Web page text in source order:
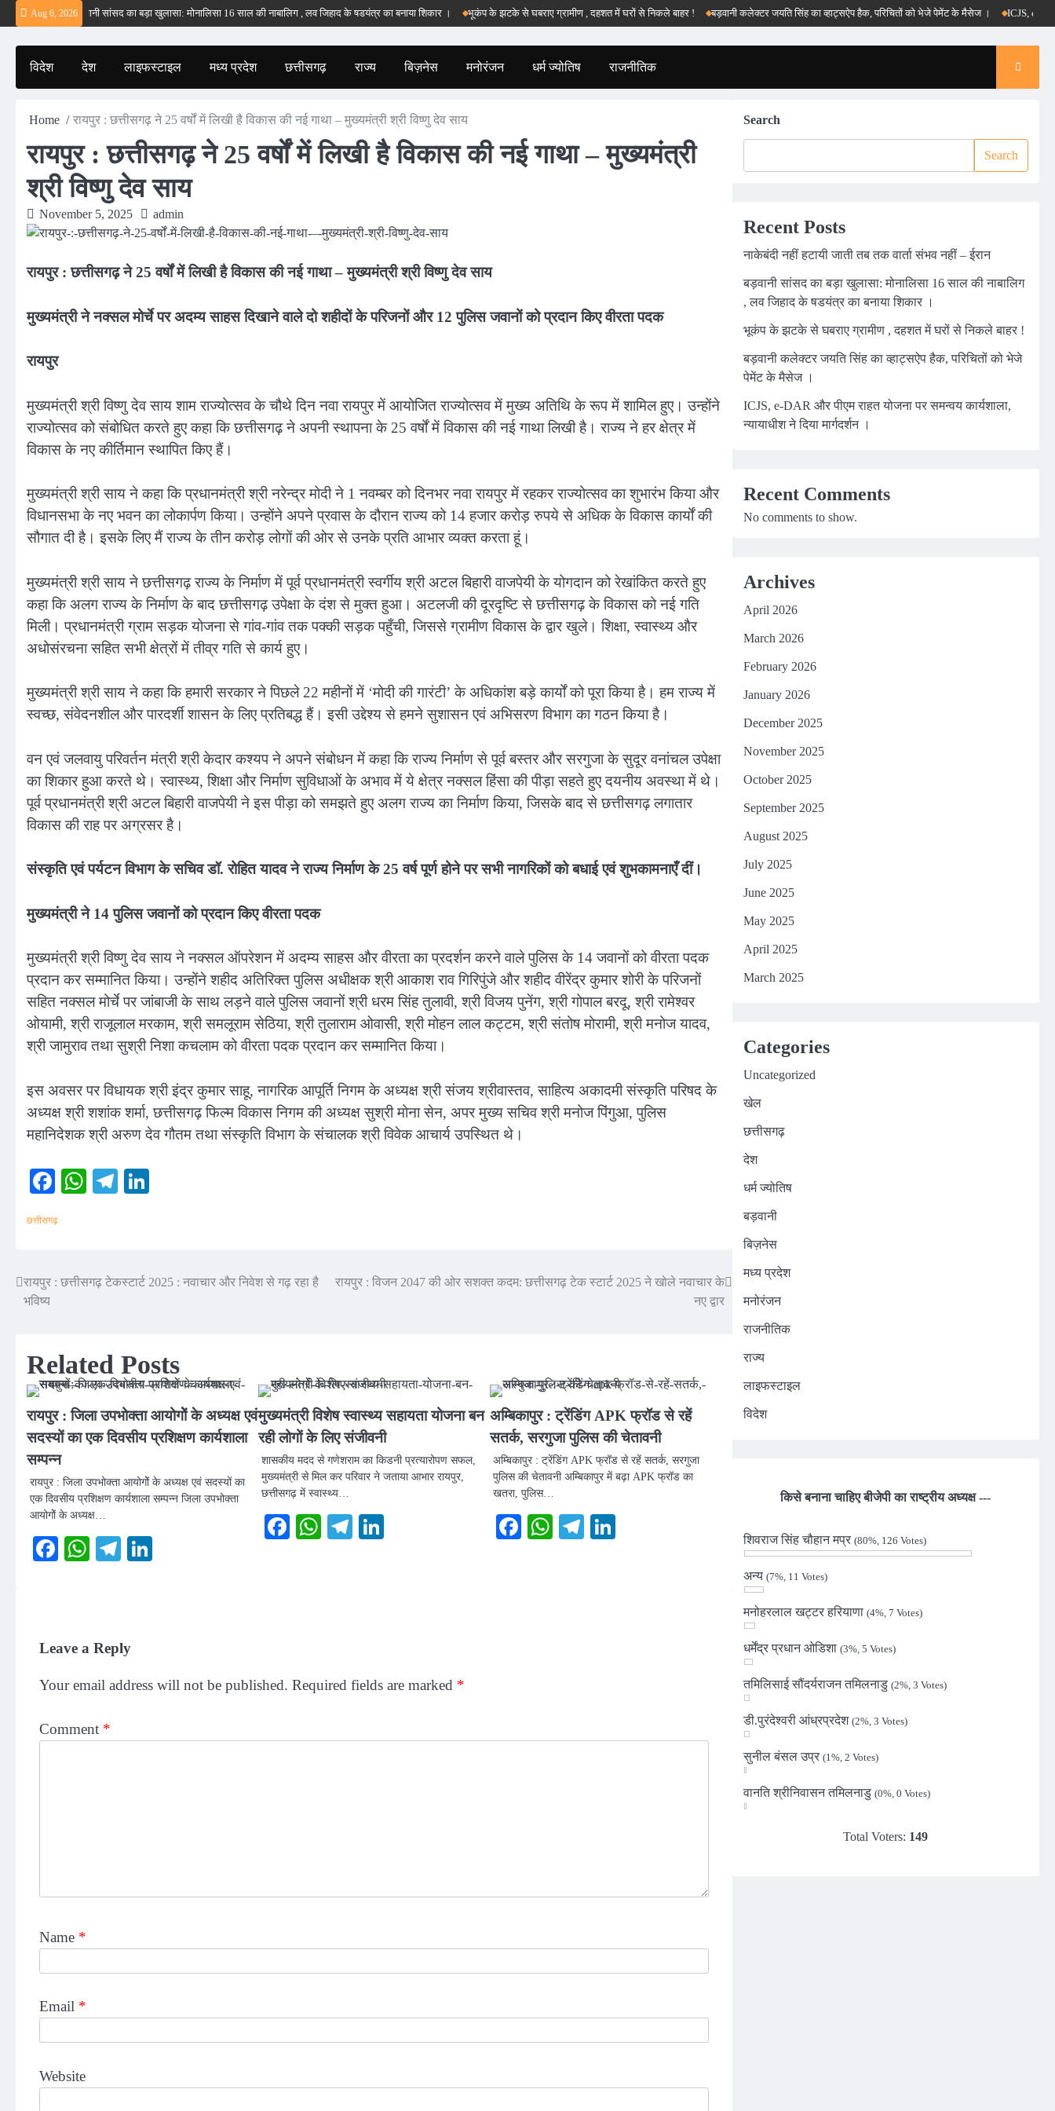
Skip
to
content
Aug 6, 2026
ईरान बड़वानी सांसद का बड़ा खुलासा: मोनालिसा 16 साल की नाबालिग , लव जिहाद के षडयंत्र का बनाया शिकार । भूकंप के झटके से घबराए ग्रामीण , दहशत में घरों से निकले बाहर ! बड़वानी कलेक्टर जयति सिंह का व्हाट्सऐप हैक, परिचितों को भेजे पेमेंट के मैसेज । ICJS, e-DAR और
विदेश देश लाइफस्टाइल मध्य प्रदेश छत्तीसगढ़ राज्य बिज़नेस मनोरंजन धर्म ज्योतिष राजनीतिक
Home रायपुर : छत्तीसगढ़ ने 25 वर्षों में लिखी है विकास की नई गाथा – मुख्यमंत्री श्री विष्णु देव साय
रायपुर : छत्तीसगढ़ ने 25 वर्षों में लिखी है विकास की नई गाथा – मुख्यमंत्री
श्री विष्णु देव साय
November 5, 2025 admin
रायपुर : छत्तीसगढ़ ने 25 वर्षों में लिखी है विकास की नई गाथा – मुख्यमंत्री श्री विष्णु देव साय
मुख्यमंत्री ने नक्सल मोर्चे पर अदम्य साहस दिखाने वाले दो शहीदों के परिजनों और 12 पुलिस जवानों को प्रदान किए वीरता पदक
रायपुर
मुख्यमंत्री श्री विष्णु देव साय शाम राज्योत्सव के चौथे दिन नवा रायपुर में आयोजित राज्योत्सव में मुख्य अतिथि के रूप में शामिल हुए। उन्होंने
राज्योत्सव को संबोधित करते हुए कहा कि छत्तीसगढ़ ने अपनी स्थापना के 25 वर्षों में विकास की नई गाथा लिखी है। राज्य ने हर क्षेत्र में
विकास के नए कीर्तिमान स्थापित किए हैं।
मुख्यमंत्री श्री साय ने कहा कि प्रधानमंत्री श्री नरेन्द्र मोदी ने 1 नवम्बर को दिनभर नवा रायपुर में रहकर राज्योत्सव का शुभारंभ किया और
विधानसभा के नए भवन का लोकार्पण किया। उन्होंने अपने प्रवास के दौरान राज्य को 14 हजार करोड़ रुपये से अधिक के विकास कार्यों की
सौगात दी है। इसके लिए मैं राज्य के तीन करोड़ लोगों की ओर से उनके प्रति आभार व्यक्त करता हूं।
मुख्यमंत्री श्री साय ने छत्तीसगढ़ राज्य के निर्माण में पूर्व प्रधानमंत्री स्वर्गीय श्री अटल बिहारी वाजपेयी के योगदान को रेखांकित करते हुए
कहा कि अलग राज्य के निर्माण के बाद छत्तीसगढ़ उपेक्षा के दंश से मुक्त हुआ। अटलजी की दूरदृष्टि से छत्तीसगढ़ के विकास को नई गति
मिली। प्रधानमंत्री ग्राम सड़क योजना से गांव-गांव तक पक्की सड़क पहुँची, जिससे ग्रामीण विकास के द्वार खुले। शिक्षा, स्वास्थ्य और
अधोसंरचना सहित सभी क्षेत्रों में तीव्र गति से कार्य हुए।
मुख्यमंत्री श्री साय ने कहा कि हमारी सरकार ने पिछले 22 महीनों में ‘मोदी की गारंटी’ के अधिकांश बड़े कार्यों को पूरा किया है। हम राज्य में
स्वच्छ, संवेदनशील और पारदर्शी शासन के लिए प्रतिबद्ध हैं। इसी उद्देश्य से हमने सुशासन एवं अभिसरण विभाग का गठन किया है।
वन एवं जलवायु परिवर्तन मंत्री श्री केदार कश्यप ने अपने संबोधन में कहा कि राज्य निर्माण से पूर्व बस्तर और सरगुजा के सुदूर वनांचल उपेक्षा
का शिकार हुआ करते थे। स्वास्थ्य, शिक्षा और निर्माण सुविधाओं के अभाव में ये क्षेत्र नक्सल हिंसा की पीड़ा सहते हुए दयनीय अवस्था में थे।
पूर्व प्रधानमंत्री श्री अटल बिहारी वाजपेयी ने इस पीड़ा को समझते हुए अलग राज्य का निर्माण किया, जिसके बाद से छत्तीसगढ़ लगातार
विकास की राह पर अग्रसर है।
संस्कृति एवं पर्यटन विभाग के सचिव डॉ. रोहित यादव ने राज्य निर्माण के 25 वर्ष पूर्ण होने पर सभी नागरिकों को बधाई एवं शुभकामनाएँ दीं।
मुख्यमंत्री ने 14 पुलिस जवानों को प्रदान किए वीरता पदक
मुख्यमंत्री श्री विष्णु देव साय ने नक्सल ऑपरेशन में अदम्य साहस और वीरता का प्रदर्शन करने वाले पुलिस के 14 जवानों को वीरता पदक
प्रदान कर सम्मानित किया। उन्होंने शहीद अतिरिक्त पुलिस अधीक्षक श्री आकाश राव गिरिपुंजे और शहीद वीरेंद्र कुमार शोरी के परिजनों
सहित नक्सल मोर्चे पर जांबाजी के साथ लड़ने वाले पुलिस जवानों श्री धरम सिंह तुलावी, श्री विजय पुनेंग, श्री गोपाल बरदू, श्री रामेश्वर
ओयामी, श्री राजूलाल मरकाम, श्री समलूराम सेठिया, श्री तुलाराम ओवासी, श्री मोहन लाल कट्टम, श्री संतोष मोरामी, श्री मनोज यादव,
श्री जामुराव तथा सुश्री निशा कचलाम को वीरता पदक प्रदान कर सम्मानित किया।
इस अवसर पर विधायक श्री इंद्र कुमार साहू, नागरिक आपूर्ति निगम के अध्यक्ष श्री संजय श्रीवास्तव, साहित्य अकादमी संस्कृति परिषद के
अध्यक्ष श्री शशांक शर्मा, छत्तीसगढ़ फिल्म विकास निगम की अध्यक्ष सुश्री मोना सेन, अपर मुख्य सचिव श्री मनोज पिंगुआ, पुलिस
महानिदेशक श्री अरुण देव गौतम तथा संस्कृति विभाग के संचालक श्री विवेक आचार्य उपस्थित थे।
Facebook
WhatsApp
Telegram
छत्तीसगढ़
Post
रायपुर : छत्तीसगढ़ टेकस्टार्ट 2025 : नवाचार और निवेश से गढ़ रहा है
भविष्य
रायपुर : विजन 2047 की ओर सशक्त कदम: छत्तीसगढ़ टेक स्टार्ट 2025 ने खोले नवाचार के
नए द्वार
Related Posts
रायपुर : जिला उपभोक्ता आयोगोें के अध्यक्ष एवं
सदस्यों का एक दिवसीय प्रशिक्षण कार्यशाला
सम्पन्न
रायपुर : जिला उपभोक्ता आयोगोें के अध्यक्ष एवं सदस्यों का
एक दिवसीय प्रशिक्षण कार्यशाला सम्पन्न जिला उपभोक्ता
आयोगोें के अध्यक्ष…
Facebook
WhatsApp
Telegram
मुख्यमंत्री विशेष स्वास्थ्य सहायता योजना बन
रही लोगों के लिए संजीवनी
शासकीय मदद से गणेशराम का किडनी प्रत्यारोपण सफल,
मुख्यमंत्री से मिल कर परिवार ने जताया आभार रायपुर,
छत्तीसगढ़ में स्वास्थ्य…
Facebook
WhatsApp
Telegram
LinkedIn
अम्बिकापुर : ट्रेंडिंग APK फ्रॉड से रहें
सतर्क, सरगुजा पुलिस की चेतावनी
अम्बिकापुर : ट्रेंडिंग APK फ्रॉड से रहें सतर्क, सरगुजा
पुलिस की चेतावनी अम्बिकापुर में बढ़ा APK फ्रॉड का
खतरा, पुलिस…
Facebook
WhatsApp
Telegram
LinkedIn
Leave a Reply
Your email address will not be published. Required fields are marked *
Comment *
Name *
Email *
Website
Search
Search
Recent Posts
नाकेबंदी नहीं हटायी जाती तब तक वार्ता संभव नहीं – ईरान
बड़वानी सांसद का बड़ा खुलासा: मोनालिसा 16 साल की नाबालिग
, लव जिहाद के षडयंत्र का बनाया शिकार ।
भूकंप के झटके से घबराए ग्रामीण , दहशत में घरों से निकले बाहर !
बड़वानी कलेक्टर जयति सिंह का व्हाट्सऐप हैक, परिचितों को भेजे
पेमेंट के मैसेज ।
ICJS, e-DAR और पीएम राहत योजना पर समन्वय कार्यशाला,
न्यायाधीश ने दिया मार्गदर्शन ।
Recent Comments
No comments to show.
Archives
April 2026
March 2026
February 2026
January 2026
December 2025
November 2025
October 2025
September 2025
August 2025
July 2025
June 2025
May 2025
April 2025
March 2025
Categories
Uncategorized
खेल
छत्तीसगढ़
देश
धर्म ज्योतिष
बड़वानी
बिज़नेस
मध्य प्रदेश
मनोरंजन
राजनीतिक
राज्य
लाइफस्टाइल
विदेश
किसे बनाना चाहिए बीजेपी का राष्ट्रीय अध्यक्ष ---
शिवराज सिंह चौहान मप्र (80%, 126 Votes)
अन्य (7%, 11 Votes)
मनोहरलाल खट्टर हरियाणा (4%, 7 Votes)
धर्मेंद्र प्रधान ओडिशा (3%, 5 Votes)
तमिलिसाई सौंदर्यराजन तमिलनाडु (2%, 3 Votes)
डी.पुरंदेश्वरी आंध्रप्रदेश (2%, 3 Votes)
सुनील बंसल उप्र (1%, 2 Votes)
वानति श्रीनिवासन तमिलनाडु (0%, 0 Votes)
Total Voters: 149